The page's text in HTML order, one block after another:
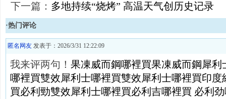
下一篇： 多地持续“烧烤” 高温天气创历史记录
·热门评论
匿名网友 发表于：2026/3/31 12:22:09
我来评两句！ 果凍威而鋼哪裡買果凍威而鋼犀利
哪裡買雙效犀利士哪裡買雙效犀利士哪裡買印度
買必利勁雙效犀利士哪裡買必利吉哪裡買 必利